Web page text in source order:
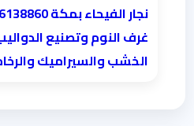
غرف النوم وتصنيع
الخشب والسيراميك